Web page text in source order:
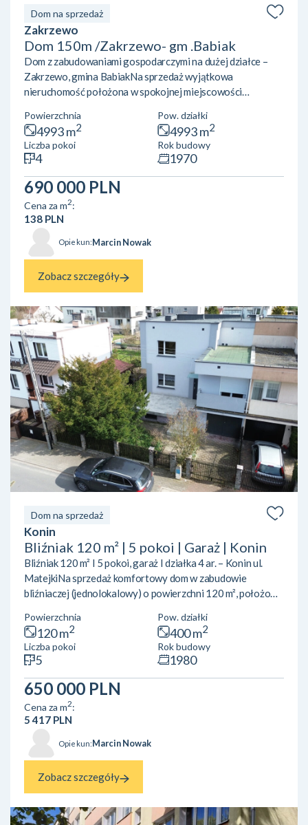
Dom na sprzedaż
Zakrzewo
Dom 150m /Zakrzewo- gm .Babiak
Dom z zabudowaniami gospodarczymi na dużej działce –
Zakrzewo, gmina BabiakNa sprzedaż wyjątkowa
nieruchomość położona w spokojnej miejscowości
miejsce dla osób ceniących ciszę, przestrzeń oraz bliskość
natury. Wieś liczy zaledwie około 200 mieszkańców i
charakteryzuje się spokojnym, rolniczym
charakterem.Nieruchomość obejmuje dom o powierzchni
użytkowej około 150 m² usytuowany na działce o
powierzchni 50 arów (5000 m²). Dodatkowym atute...
Powierzchnia
4993 m2
Pow. działki
4993 m2
Liczba pokoi
4
Rok budowy
1970
690 000 PLN
Cena za m2:
138 PLN
Opiekun:Marcin Nowak
Zobacz szczegóły
Dom na sprzedaż
Konin
Bliźniak 120 m² | 5 pokoi | Garaż | Konin
Bliźniak 120 m² I 5 pokoi, garaż I działka 4 ar. – Konin ul.
MatejkiNa sprzedaż komfortowy dom w zabudowie
bliźniaczej (jednolokalowy) o powierzchni 120 m², położony
Matejki.Układ pomieszczeń:Parter: przestronny salon z
wyjściem na taras kuchnia toalet Piętro: 5 pokoi (możliwość
aranżacji na sypialnie, gabinet lub pokoje dziecięce) 2
łazienki balkon Piwnica: garaż pralnia pomieszczenie
Powierzchnia
120 m2
Pow. działki
400 m2
Liczba pokoi
5
Rok budowy
1980
650 000 PLN
Cena za m2:
5 417 PLN
Opiekun:Marcin Nowak
Zobacz szczegóły